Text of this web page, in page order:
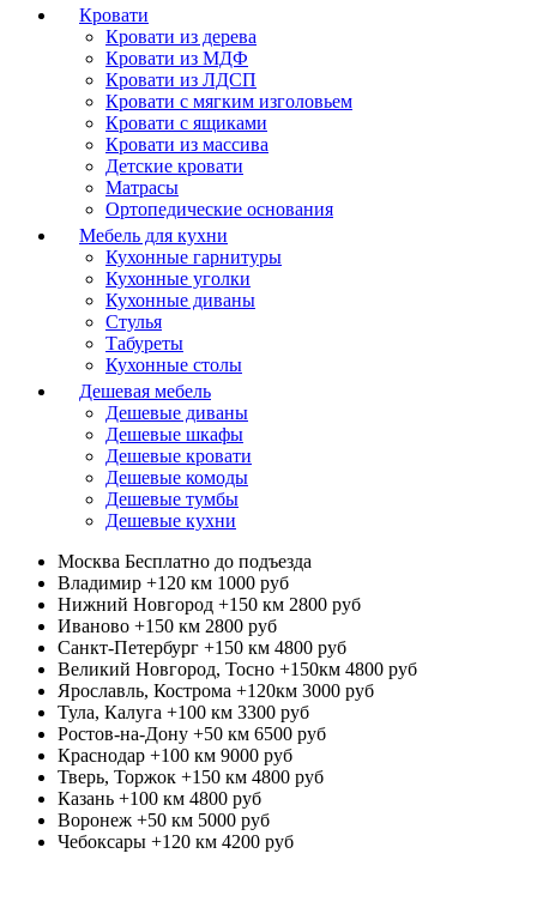
Кровати
Кровати из дерева
Кровати из МДФ
Кровати из ЛДСП
Кровати с мягким изголовьем
Кровати с ящиками
Кровати из массива
Детские кровати
Матрасы
Ортопедические основания
Мебель для кухни
Кухонные гарнитуры
Кухонные уголки
Кухонные диваны
Стулья
Табуреты
Кухонные столы
Дешевая мебель
Дешевые диваны
Дешевые шкафы
Дешевые кровати
Дешевые комоды
Дешевые тумбы
Дешевые кухни
Москва Бесплатно до подъезда
Владимир +120 км 1000 руб
Нижний Новгород +150 км 2800 руб
Иваново +150 км 2800 руб
Санкт-Петербург +150 км 4800 руб
Великий Новгород, Тосно +150км 4800 руб
Ярославль, Кострома +120км 3000 руб
Тула, Калуга +100 км 3300 руб
Ростов-на-Дону +50 км 6500 руб
Краснодар +100 км 9000 руб
Тверь, Торжок +150 км 4800 руб
Казань +100 км 4800 руб
Воронеж +50 км 5000 руб
Чебоксары +120 км 4200 руб